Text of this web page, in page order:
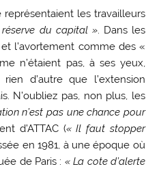
les travailleurs
du capital ». Dans les
l’avortement comme des «
n’étaient pas, à ses yeux,
d’autre que l’extension
N’oubliez pas, non plus, les
n’est pas une chance pour
d’ATTAC (« Il faut stopper
en 1981, à une époque où
de Paris : « La cote d’alerte